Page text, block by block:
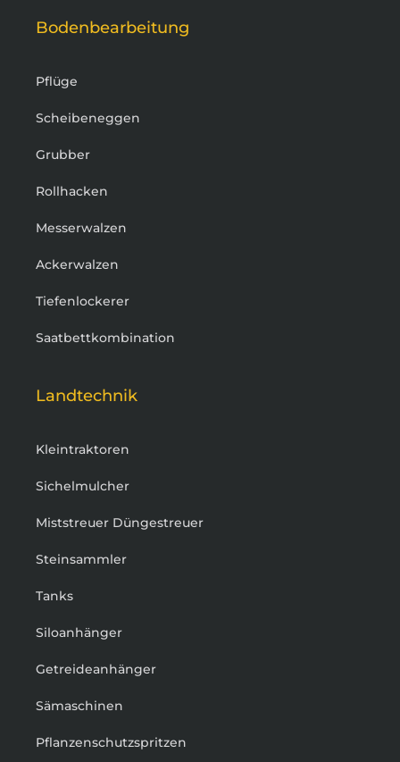
Bodenbearbeitung
Pflüge
Scheibeneggen
Grubber
Rollhacken
Messerwalzen
Ackerwalzen
Tiefenlockerer
Saatbettkombination
Landtechnik
Kleintraktoren
Sichelmulcher
Miststreuer Düngestreuer
Steinsammler
Tanks
Siloanhänger
Getreideanhänger
Sämaschinen
Pflanzenschutzspritzen